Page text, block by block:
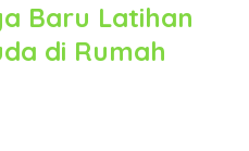
Baru Latihan
di Rumah